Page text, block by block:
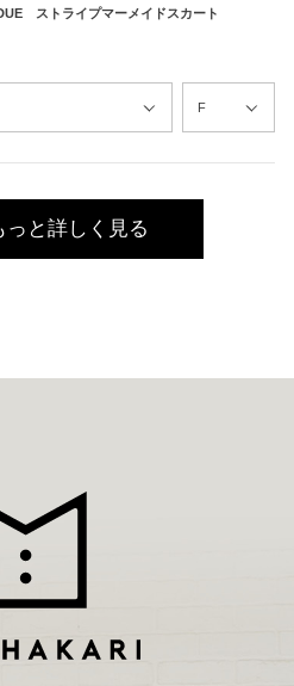
ストライプマーメイドスカート
っと詳しく見る